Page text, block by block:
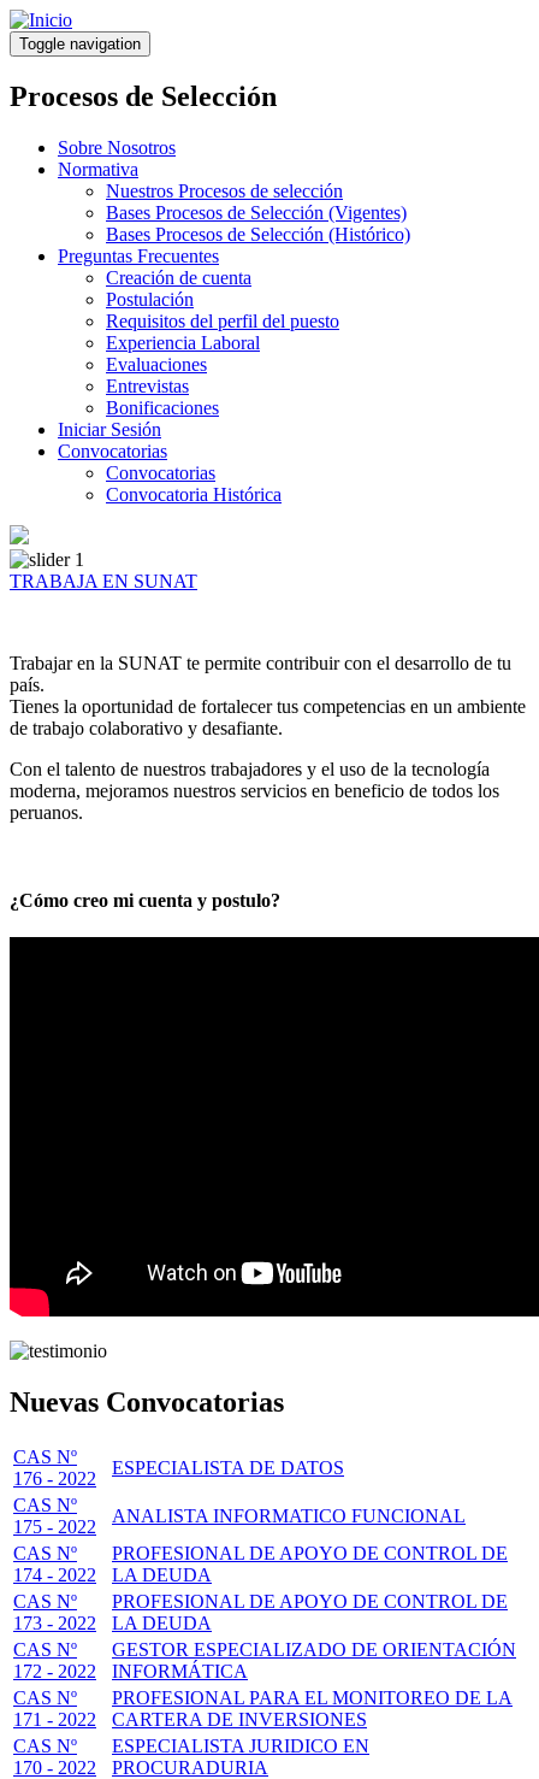
Pasar
al
contenido
principal
Toggle navigation
Procesos de Selección
Sobre Nosotros
Normativa
Nuestros Procesos de selección
Bases Procesos de Selección (Vigentes)
Bases Procesos de Selección (Histórico)
Preguntas Frecuentes
Creación de cuenta
Postulación
Requisitos del perfil del puesto
Experiencia Laboral
Evaluaciones
Entrevistas
Bonificaciones
Iniciar Sesión
Convocatorias
Convocatorias
Convocatoria Histórica
TRABAJA EN SUNAT
Trabajar en la SUNAT te permite contribuir con el desarrollo de tu
país.
Tienes la oportunidad de fortalecer tus competencias en un ambiente
de trabajo colaborativo y desafiante.
Con el talento de nuestros trabajadores y el uso de la tecnología
moderna, mejoramos nuestros servicios en beneficio de todos los
peruanos.
¿Cómo creo mi cuenta y postulo?
Nuevas Convocatorias
CAS Nº
176 - 2022
ESPECIALISTA DE DATOS
CAS Nº
175 - 2022
ANALISTA INFORMATICO FUNCIONAL
CAS Nº
174 - 2022
PROFESIONAL DE APOYO DE CONTROL DE
LA DEUDA
CAS Nº
173 - 2022
PROFESIONAL DE APOYO DE CONTROL DE
LA DEUDA
CAS Nº
172 - 2022
GESTOR ESPECIALIZADO DE ORIENTACIÓN
INFORMÁTICA
CAS Nº
171 - 2022
PROFESIONAL PARA EL MONITOREO DE LA
CARTERA DE INVERSIONES
CAS Nº
170 - 2022
ESPECIALISTA JURIDICO EN
PROCURADURIA